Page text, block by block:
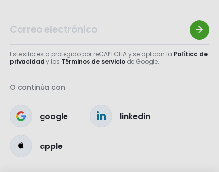
Este sitio está protegido por reCAPTCHA y se aplican la Política de
privacidad y los Términos de servicio de Google.
O continúa con:
google linkedin
apple